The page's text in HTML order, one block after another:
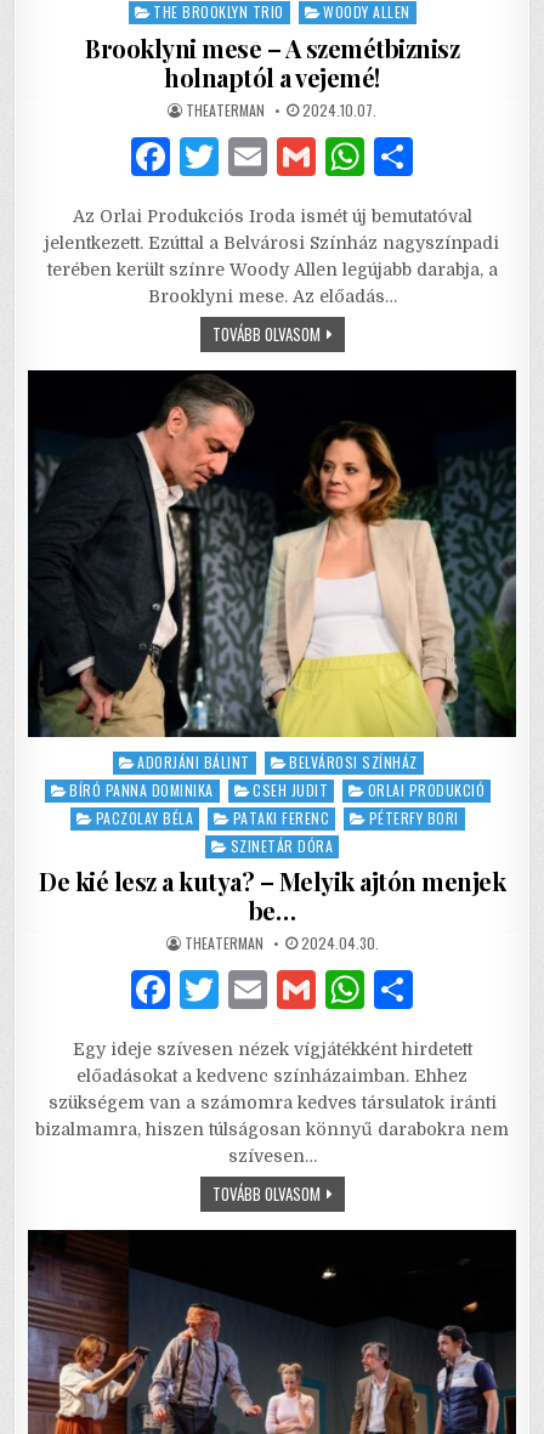
THE BROOKLYN TRIO
WOODY ALLEN
Brooklyni mese – A szemétbiznisz
holnaptól a vejemé!
AUTHOR:
THEATERMAN PUBLISHED
2024.10.07.
F
c
e
b
o
k
T
it
te
r
E
ai
l
G
ai
l
W
at
s
A
ar
e
Az Orlai Produkciós Iroda ismét új bemutatóval
jelentkezett. Ezúttal a Belvárosi Színház nagyszínpadi
terében került színre Woody Allen legújabb darabja, a
Brooklyni mese. Az előadás…
TOVÁBB OLVASOMBROOKLYNI
MESE
–
VEJEMÉ!
Posted
in
ADORJÁNI BÁLINT
BELVÁROSI SZÍNHÁZ
BÍRÓ PANNA DOMINIKA
CSEH JUDIT
ORLAI PRODUKCIÓ
PACZOLAY BÉLA
PATAKI FERENC
PÉTERFY BORI
SZINETÁR DÓRA
De kié lesz a kutya? – Melyik ajtón menjek
be…
AUTHOR:
THEATERMAN PUBLISHED
DATE:
2024.04.30.
F
c
e
b
o
T
it
te
r
E
ai
l
G
ai
l
W
at
s
A
p
ar
e
Egy ideje szívesen nézek vígjátékként hirdetett
előadásokat a kedvenc színházaimban. Ehhez
szükségem van a számomra kedves társulatok iránti
bizalmamra, hiszen túlságosan könnyű darabokra nem
szívesen…
TOVÁBB OLVASOMDE
KIÉ
–
MELYIK
BE…